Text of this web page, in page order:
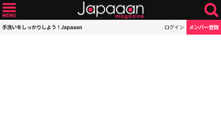
手洗いをしっかりしよう！Japaaan ログイン メンバー登録